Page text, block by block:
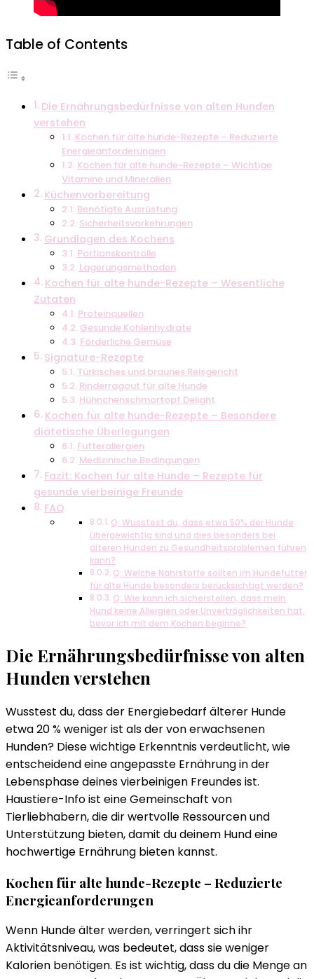
Table of Contents
Die Ernährungsbedürfnisse von alten Hunden
verstehen
Kochen für alte hunde-Rezepte – Reduzierte
Energieanforderungen
Kochen für alte hunde-Rezepte – Wichtige
Vitamine und Mineralien
Küchenvorbereitung
Benötigte Ausrüstung
Sicherheitsvorkehrungen
Grundlagen des Kochens
Portionskontrolle
Lagerungsmethoden
Kochen für alte hunde-Rezepte – Wesentliche
Zutaten
Proteinquellen
Gesunde Kohlenhydrate
Förderliche Gemüse
Signature-Rezepte
Türkisches und braunes Reisgericht
Rinderragout für alte Hunde
Hühnchenschmortopf Delight
Kochen für alte hunde-Rezepte – Besondere
diätetische Überlegungen
Futterallergien
Medizinische Bedingungen
Fazit: Kochen für alte Hunde – Rezepte für
gesunde vierbeinige Freunde
FAQ
Q: Wusstest du, dass etwa 50% der Hunde
übergewichtig sind und dies besonders bei
älteren Hunden zu Gesundheitsproblemen führen
kann?
Q: Welche Nährstoffe sollten im Hundefutter
für alte Hunde besonders berücksichtigt werden?
Q: Wie kann ich sicherstellen, dass mein
Hund keine Allergien oder Unverträglichkeiten hat,
bevor ich mit dem Kochen beginne?
Die Ernährungsbedürfnisse von alten
Hunden verstehen
Wusstest du, dass der Energiebedarf älterer Hunde
etwa 20 % weniger ist als der von erwachsenen
Hunden? Diese wichtige Erkenntnis verdeutlicht, wie
entscheidend eine angepasste Ernährung in der
Lebensphase deines vierbeinigen Freundes ist.
Haustiere-Info ist eine Gemeinschaft von
Tierliebhabern, die dir wertvolle Ressourcen und
Unterstützung bieten, damit du deinem Hund eine
hochwertige Ernährung bieten kannst.
Kochen für alte hunde-Rezepte – Reduzierte
Energieanforderungen
Wenn Hunde älter werden, verringert sich ihr
Aktivitätsniveau, was bedeutet, dass sie weniger
Kalorien benötigen. Es ist wichtig, dass du die Menge an